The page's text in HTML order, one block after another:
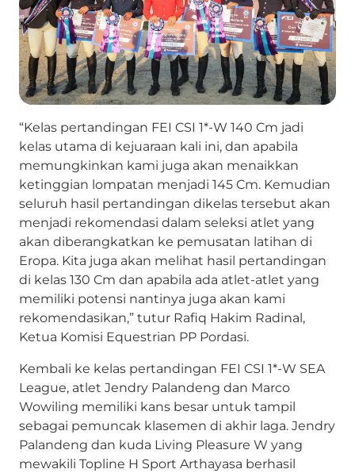
“Kelas pertandingan FEI CSI 1*-W 140 Cm jadi
kelas utama di kejuaraan kali ini, dan apabila
memungkinkan kami juga akan menaikkan
ketinggian lompatan menjadi 145 Cm. Kemudian
seluruh hasil pertandingan dikelas tersebut akan
menjadi rekomendasi dalam seleksi atlet yang
akan diberangkatkan ke pemusatan latihan di
Eropa. Kita juga akan melihat hasil pertandingan
di kelas 130 Cm dan apabila ada atlet-atlet yang
memiliki potensi nantinya juga akan kami
rekomendasikan,” tutur Rafiq Hakim Radinal,
Ketua Komisi Equestrian PP Pordasi.
Kembali ke kelas pertandingan FEI CSI 1*-W SEA
League, atlet Jendry Palandeng dan Marco
Wowiling memiliki kans besar untuk tampil
sebagai pemuncak klasemen di akhir laga. Jendry
Palandeng dan kuda Living Pleasure W yang
mewakili Topline H Sport Arthayasa berhasil